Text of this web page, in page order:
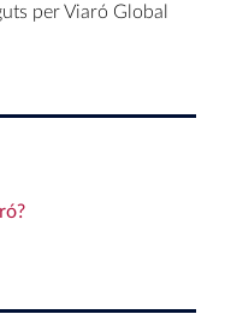
per Viaró Global